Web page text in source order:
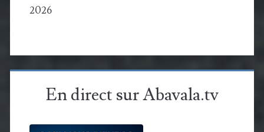
2026
En direct sur Abavala.tv